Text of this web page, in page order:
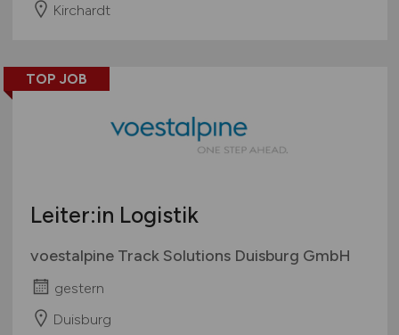
Kirchardt
TOP JOB
Leiter:in Logistik
voestalpine Track Solutions Duisburg GmbH
gestern
Duisburg